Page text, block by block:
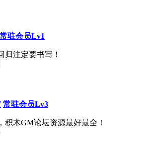
常驻会员Lv1
归注定要书写！
常驻会员Lv3
积木GM论坛资源最好最全！